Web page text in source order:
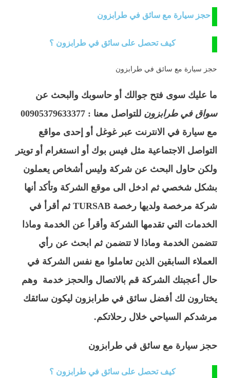
حجز سيارة مع سائق في طرابزون
كيف تحصل على سائق في طرابزون ؟
حجز سيارة مع سائق في طرابزون
ما عليك سوى فتح جوالك أو حاسوبك والبحث عن
سواق في طرابزون
للتواصل معنا : 00905379633377
مع سيارة في الانترنت عبر غوغل أو إحدى مواقع
التواصل الاجتماعية مثل فيس بوك أو انستغرام أو تويتر
ولكن حاول البحث عن شركة وليس أشخاص يعملون
بشكل شخصي ثم ادخل الى موقع الشركة وتأكد أنها
شركة مرخصة ولديها رخصة TURSAB ثم أقرأ في
الخدمات التي تقدمها الشركة وأقرأ عن الخدمة وماذا
تتضمن الخدمة وماذا لا تتضمن ثم ابحث عن رأي
العملاء السابقين الذين تعاملوا مع نفس الشركة في
حال أعجبتك الشركة قم بالاتصال والحجز خدمة وهم
يختارون لك أفضل سائق في طرابزون ليكون سائقك
مرشدكم السياحي خلال رحلاتكم.
حجز سيارة مع سائق في طرابزون
كيف تحصل على سائق في طرابزون ؟